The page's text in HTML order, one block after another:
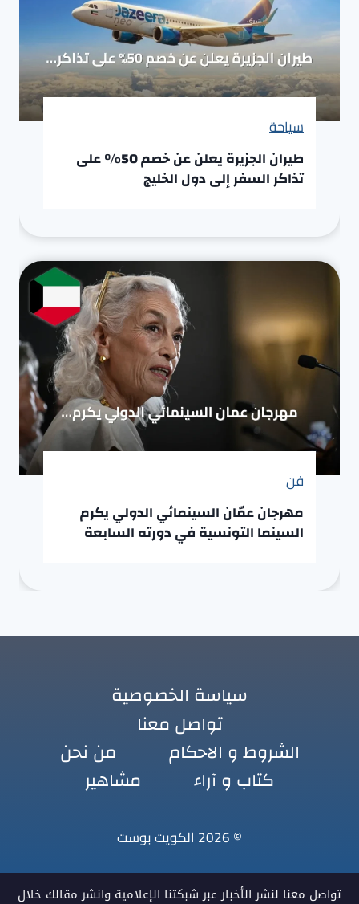
سياحة
طيران الجزيرة يعلن عن خصم 50% على
تذاكر السفر إلى دول الخليج
فن
مهرجان عمّان السينمائي الدولي يكرم
السينما التونسية في دورته السابعة
سياسة الخصوصية
تواصل معنا
الشروط و الاحكام
من نحن
كتاب و آراء
مشاهير
© 2026 الكويت بوست
تواصل معنا لنشر الأخبار عبر شبكتنا الإعلامية وانشر مقالك خلال